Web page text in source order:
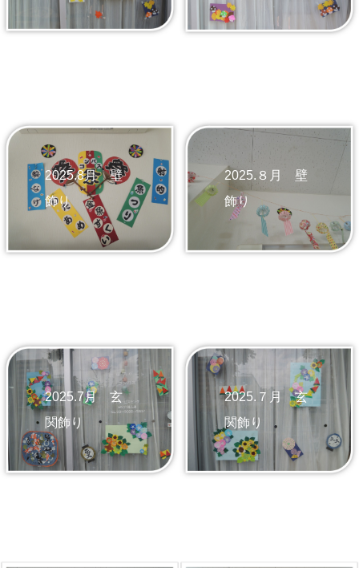
2025.8月 壁
飾り
2025.８月 壁
飾り
2025.7月 玄
関飾り
2025.７月 玄
関飾り